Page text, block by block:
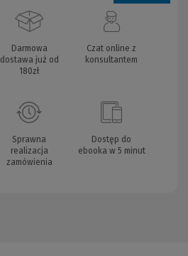
Darmowa
dostawa już od
180zł
Czat online z
konsultantem
Sprawna
realizacja
zamówienia
Dostęp do
ebooka w 5 minut